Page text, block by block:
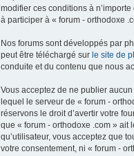
modifier ces conditions à
à participer à « forum - orthodoxe
Nos forums sont développés par
peut être téléchargé sur le site de
conduite et du contenu que nous
Vous acceptez de ne publier
lequel le serveur de « forum -
réservons le droit d’avertir votre
que « forum - orthodoxe .com » ait
qu’utilisateur, vous acceptez que
votre consentement, ni « forum -